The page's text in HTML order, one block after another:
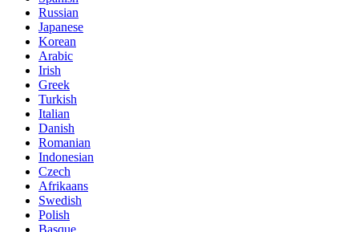
Russian
Japanese
Korean
Arabic
Irish
Greek
Turkish
Italian
Danish
Romanian
Indonesian
Czech
Afrikaans
Swedish
Polish
Basque